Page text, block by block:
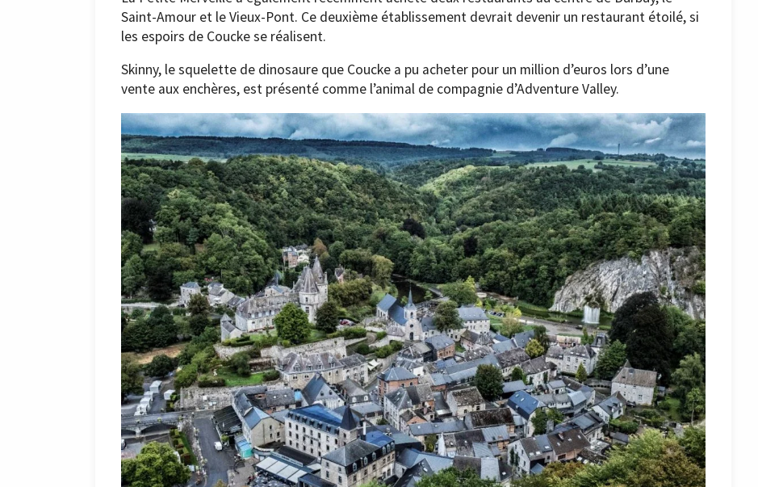
Saint-Amour et le Vieux-Pont. Ce deuxième établissement devrait devenir un restaurant étoilé, si
les espoirs de Coucke se réalisent.
Skinny, le squelette de dinosaure que Coucke a pu acheter pour un million d’euros lors d’une
vente aux enchères, est présenté comme l’animal de compagnie d’Adventure Valley.